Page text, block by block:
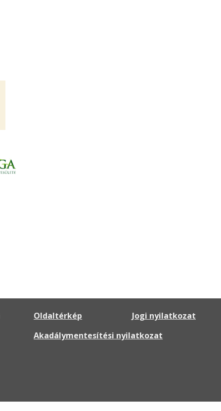
Oldaltérkép Jogi nyilatkozat
Akadálymentesítési nyilatkozat